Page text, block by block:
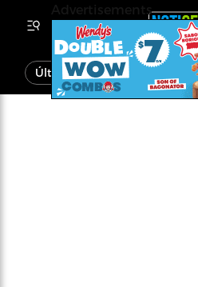
Última Hora Noticias
Advertisements